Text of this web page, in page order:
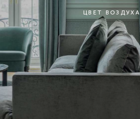
ЦВЕТ ВОЗДУХА